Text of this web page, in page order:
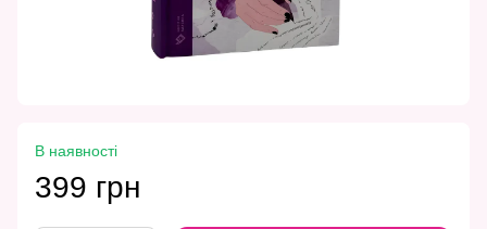
В наявності
399 грн